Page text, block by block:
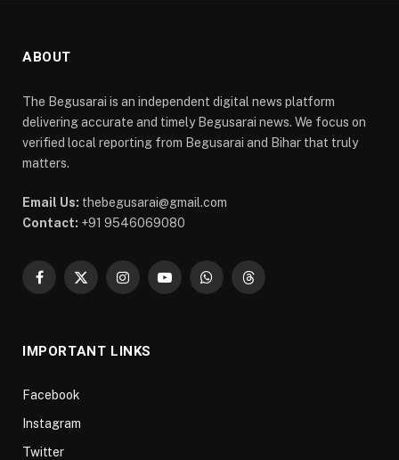
ABOUT
The Begusarai is an independent digital news platform
delivering accurate and timely Begusarai news. We focus on
verified local reporting from Begusarai and Bihar that truly
matters.
Email Us: thebegusarai@gmail.com
Contact: +91 9546069080
Facebook
X
InstagramYouTubeWhatsAppThreads
IMPORTANT LINKS
Facebook
Instagram
Twitter